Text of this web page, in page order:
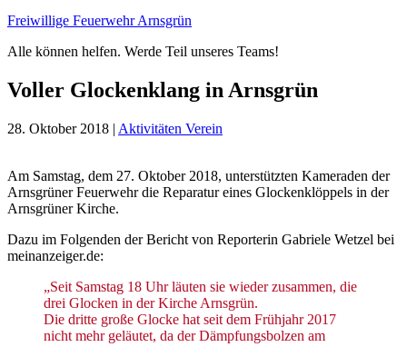
Freiwillige Feuerwehr Arnsgrün
Alle können helfen. Werde Teil unseres Teams!
Voller Glockenklang in Arnsgrün
28. Oktober 2018 | Aktivitäten Verein
Am Samstag, dem 27. Oktober 2018, unterstützten Kameraden der
Arnsgrüner Feuerwehr die Reparatur eines Glockenklöppels in der
Arnsgrüner Kirche.
Dazu im Folgenden der Bericht von Reporterin Gabriele Wetzel bei
meinanzeiger.de:
„Seit Samstag 18 Uhr läuten sie wieder zusammen, die
drei Glocken in der Kirche Arnsgrün.
Die dritte große Glocke hat seit dem Frühjahr 2017
nicht mehr geläutet, da der Dämpfungsbolzen am